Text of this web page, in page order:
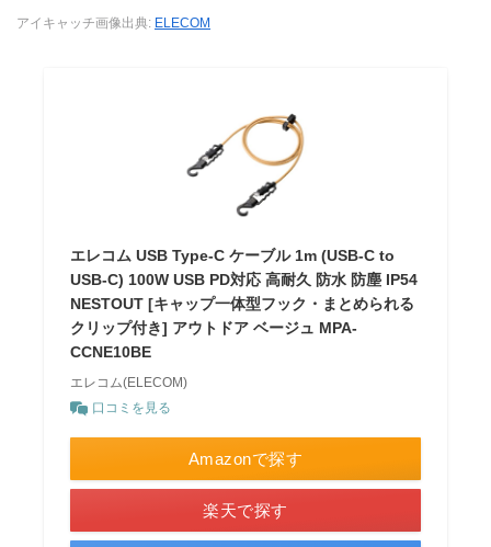
アイキャッチ画像出典: ELECOM
エレコム USB Type-C ケーブル 1m (USB-C to
USB-C) 100W USB PD対応 高耐久 防水 防塵 IP54
NESTOUT [キャップ一体型フック・まとめられる
クリップ付き] アウトドア ベージュ MPA-
CCNE10BE
エレコム(ELECOM)
口コミを見る
Amazonで探す
楽天で探す